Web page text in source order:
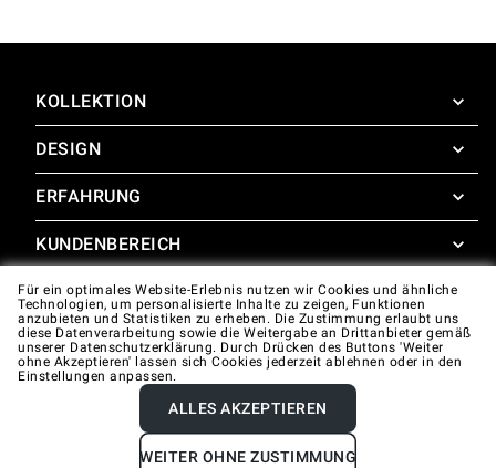
KOLLEKTION
SuperOven
Zubehör
DESIGN
Design Concierge
Design Lounge
Downloads
Fotogalerie
ERFAHRUNG
SuperOven Experience
Unox Casa App
KUNDENBEREICH
Garantie
Technische unterstützung
Kontakte
Company data Cookie policy
Für ein optimales Website-Erlebnis nutzen wir Cookies und ähnliche
Technologien, um personalisierte Inhalte zu zeigen, Funktionen
anzubieten und Statistiken zu erheben. Die Zustimmung erlaubt uns
diese Datenverarbeitung sowie die Weitergabe an Drittanbieter gemäß
unserer Datenschutzerklärung. Durch Drücken des Buttons 'Weiter
ohne Akzeptieren' lassen sich Cookies jederzeit ablehnen oder in den
Einstellungen anpassen.
ALLES AKZEPTIEREN
WEITER OHNE ZUSTIMMUNG